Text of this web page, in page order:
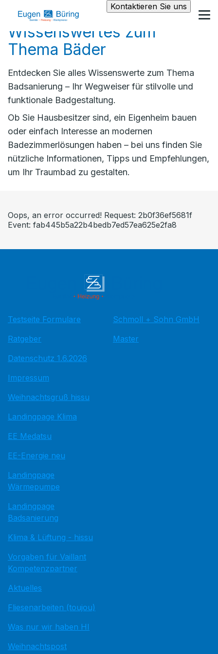
Kontaktieren Sie uns
Wissenswertes zum
Thema Bäder
Entdecken Sie alles Wissenswerte zum Thema
Badsanierung – Ihr Wegweiser für stilvolle und
funktionale Badgestaltung.
Ob Sie Hausbesitzer sind, ein Eigenheim bauen
oder einfach Interesse an modernen
Badezimmerlösungen haben – bei uns finden Sie
nützliche Informationen, Tipps und Empfehlungen,
um Ihr Traumbad zu gestalten.
Oops, an error occurred! Request: 2b0f36ef5681f
Event: fab445b5a22b4bedb7ed57ea625e2fa8
Testseite Formulare
Ratgeber
Datenschutz 1.6.2026
Impressum
Weihnachtsgruß hissu
Landingpage Klima
EE Medatsu
EE-Energie neu
Landingpage
Wärmepumpe
Landingpage
Badsanierung
Klima & Lüftung - hissu
Vorgaben für Vaillant
Kompetenzpartner
Aktuelles
Fliesenarbeiten (toujou)
Was nur wir haben HI
Weihnachtspost
Schmoll + Sohn GmbH
Master